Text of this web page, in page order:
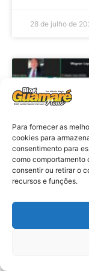
Para fornecer as
cookies para
consentimento para
como comportamento
consentir ou retirar o
recursos e funções.
28 de julho de
Eleições
reunião